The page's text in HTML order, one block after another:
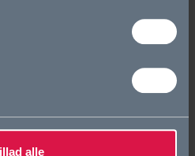
alle